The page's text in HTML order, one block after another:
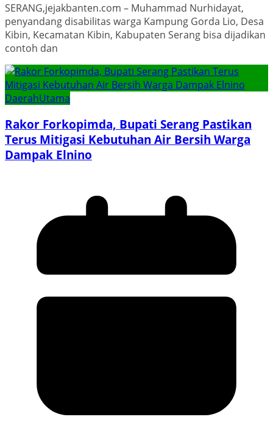
SERANG,jejakbanten.com – Muhammad Nurhidayat,
penyandang disabilitas warga Kampung Gorda Lio, Desa
Kibin, Kecamatan Kibin, Kabupaten Serang bisa dijadikan
contoh dan
DaerahUtama
Rakor Forkopimda, Bupati Serang Pastikan
Terus Mitigasi Kebutuhan Air Bersih Warga
Dampak Elnino